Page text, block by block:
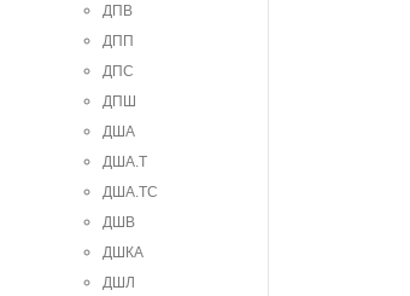
ДПВ
ДПП
ДПС
ДПШ
ДША
ДША.Т
ДША.ТС
ДШВ
ДШКА
ДШЛ